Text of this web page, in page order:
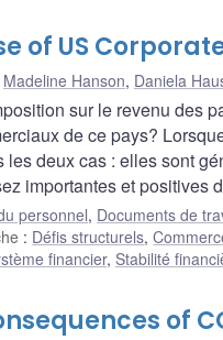
of US
Madeline Hanson, Daniela
sur le revenu des
de ce pays?
deux cas : elles sont
importantes et positives
personnel, Documents de
: Défis structurels,
financier, Stabilité
of